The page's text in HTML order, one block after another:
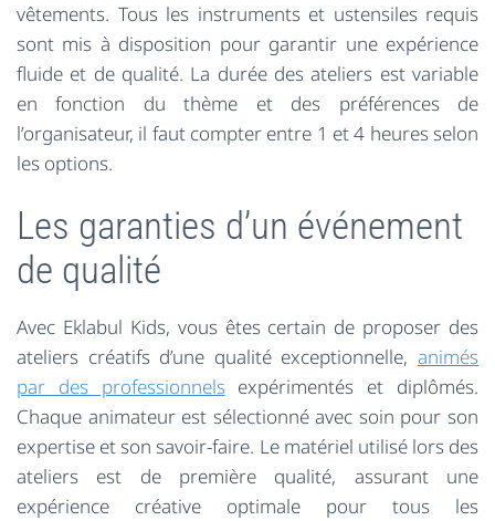
vêtements. Tous les instruments et ustensiles requis
sont mis à disposition pour garantir une expérience
fluide et de qualité. La durée des ateliers est variable
en fonction du thème et des préférences de
l’organisateur, il faut compter entre 1 et 4 heures selon
les options.
Les garanties d’un événement
de qualité
Avec Eklabul Kids, vous êtes certain de proposer des
ateliers créatifs d’une qualité exceptionnelle, animés
par des professionnelsexpérimentés et diplômés.
Chaque animateur est sélectionné avec soin pour son
expertise et son savoir-faire. Le matériel utilisé lors des
ateliers est de première qualité, assurant une
expérience créative optimale pour tous les